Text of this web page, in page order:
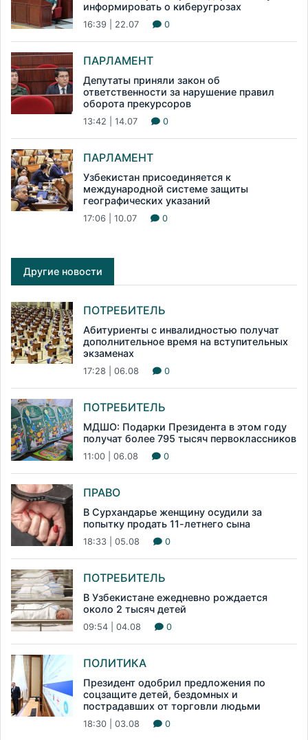
информировать о киберугрозах
16:39 | 22.07 0
ПАРЛАМЕНТ
Депутаты приняли закон об
ответственности за нарушение правил
оборота прекурсоров
13:42 | 14.07 0
ПАРЛАМЕНТ
Узбекистан присоединяется к
международной системе защиты
географических указаний
17:06 | 10.07 0
Другие новости
ПОТРЕБИТЕЛЬ
Абитуриенты с инвалидностью получат
дополнительное время на вступительных
экзаменах
17:28 | 06.08 0
ПОТРЕБИТЕЛЬ
МДШО: Подарки Президента в этом году
получат более 795 тысяч первоклассников
11:00 | 06.08 0
ПРАВО
В Сурхандарье женщину осудили за
попытку продать 11-летнего сына
18:33 | 05.08 0
ПОТРЕБИТЕЛЬ
В Узбекистане ежедневно рождается
около 2 тысяч детей
09:54 | 04.08 0
ПОЛИТИКА
Президент одобрил предложения по
соцзащите детей, бездомных и
пострадавших от торговли людьми
18:30 | 03.08 0